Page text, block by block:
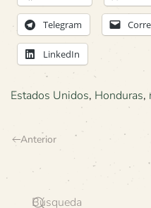
Telegram
LinkedIn
Estados Unidos, Honduras,
Anterior